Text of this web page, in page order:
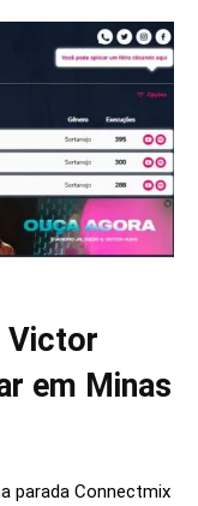
Victor
em Minas
parada Connectmix